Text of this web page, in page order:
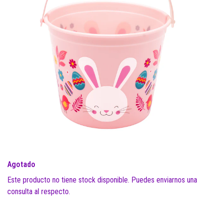
Agotado
Este producto no tiene stock disponible. Puedes enviarnos una
consulta al respecto.